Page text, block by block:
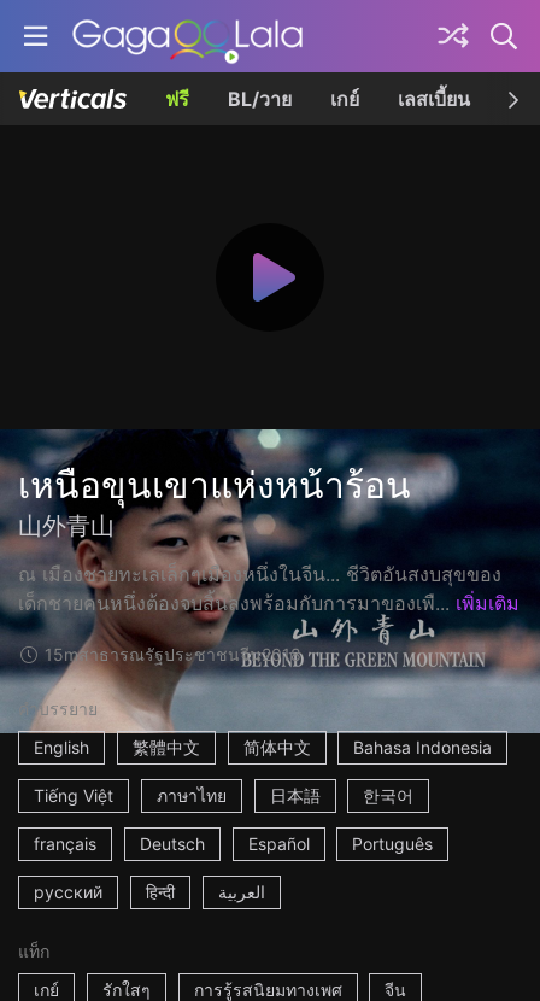
ฟรี BL/วาย เกย์ เลสเบี้ยน เค
เหนือขุนเขาแห่งหน้าร้อน
山外青山
ณ เมืองชายทะเลเล็กๆเมืองหนึ่งในจีน... ชีวิตอันสงบสุขของ
เด็กชายคนหนึ่งต้องจบสิ้นลงพร้อมกับการมาของเพื... เพิ่มเติม
15mสาธารณรัฐประชาชนจีน2018
คำบรรยาย
English
繁體中文 简体中文 Bahasa Indonesia
Tiếng Việt ภาษาไทย 日本語 한국어
français Deutsch Español Português
русский हिन्दी العربية
แท็ก
เกย์
รักใสๆ การรู้รสนิยมทางเพศ จีน